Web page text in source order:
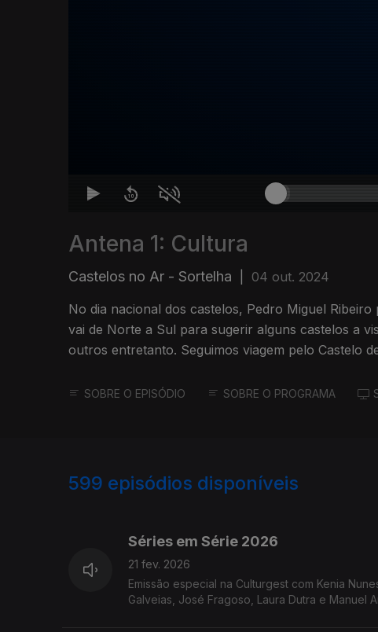
Antena 1: Cultura
Castelos no Ar - Sortelha 04 out. 2024
No dia nacional dos castelos, Pedro Miguel
vai de Norte a Sul para sugerir alguns castelos a
outros entretanto. Seguimos viagem pelo Castelo
SOBRE O EPISÓDIO SOBRE O PROGRAMA
599 episódios disponíveis
Séries em Série 2026
21 fev. 2026
Emissão especial na Culturgest com Kenia
Galveias, José Fragoso, Laura Dutra e Manuel